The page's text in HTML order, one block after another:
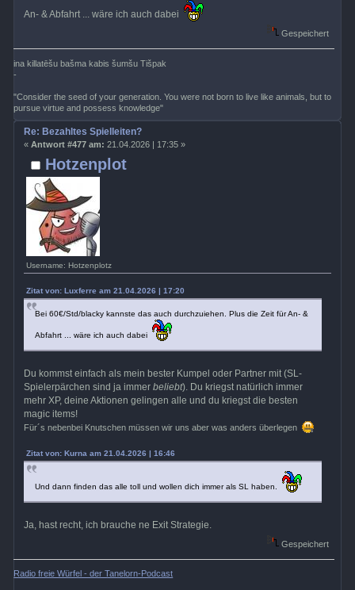
An- & Abfahrt ... wäre ich auch dabei
Gespeichert
ina killatēšu bašma kabis šumšu Tišpak
-
"Consider the seed of your generation. You were not born to live like animals, but to
pursue virtue and possess knowledge"
Hotzenplot
Username: Hotzenplotz
Re: Bezahltes Spielleiten?
« Antwort #477 am: 21.04.2026 | 17:35 »
Zitat von: Luxferre am 21.04.2026 | 17:20
Bei 60€/Std/blacky kannste das auch durchzuiehen. Plus die Zeit für An- &
Abfahrt ... wäre ich auch dabei
Du kommst einfach als mein bester Kumpel oder Partner mit (SL-
Spielerpärchen sind ja immer beliebt). Du kriegst natürlich immer
mehr XP, deine Aktionen gelingen alle und du kriegst die besten
magic items!
Für´s nebenbei Knutschen müssen wir uns aber was anders überlegen
Zitat von: Kurna am 21.04.2026 | 16:46
Und dann finden das alle toll und wollen dich immer als SL haben.
Ja, hast recht, ich brauche ne Exit Strategie.
Gespeichert
Radio freie Würfel - der Tanelorn-Podcast